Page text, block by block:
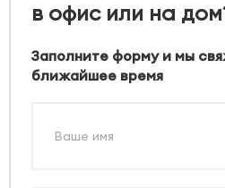
в офис или на
Заполните форму и мы
ближайшее время